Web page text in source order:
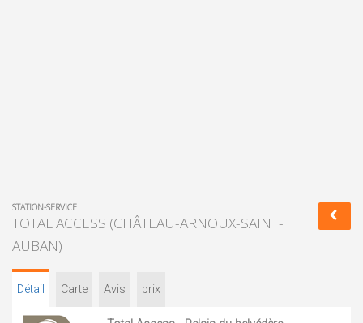
STATION-SERVICE
TOTAL ACCESS (CHÂTEAU-ARNOUX-SAINT-
AUBAN)
Détail Carte Avis prix